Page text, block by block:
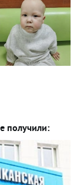
получили: